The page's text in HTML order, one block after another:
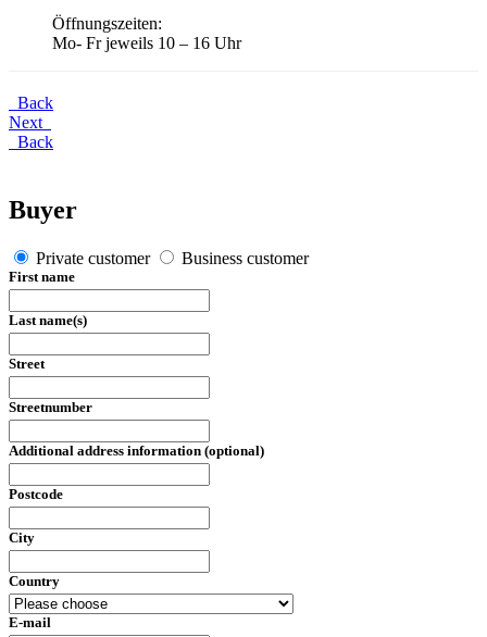
Öffnungszeiten:
Mo- Fr jeweils 10 – 16 Uhr
Back
Next
Back
Buyer
Private customer Business customer
First name
Last name(s)
Street
Streetnumber
Additional address information (optional)
Postcode
City
Country
E-mail